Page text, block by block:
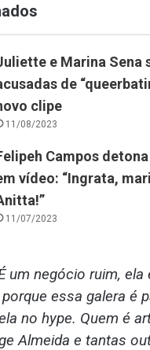
e Marina Sena
de
clipe
11/08/2023
Campos
vídeo: “Ingrata,
11/07/2023
um negócio ruim, ela
essa galera é
no hype. Quem é
Almeida e tantas